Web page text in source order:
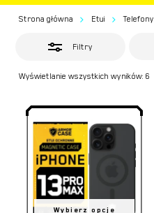
Strona główna Etui Telefony
Filtry
Wyświetlanie wszystkich wyników: 6
Wybierz opcje
Ten